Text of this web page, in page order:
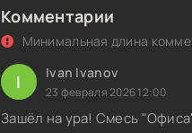
Комментарии
Минимальная длина
I Ivan Ivanov
23 февраля 2026 12:00
Зашёл на ура! Смесь